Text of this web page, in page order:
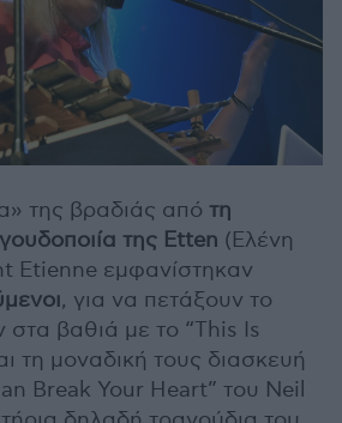
της βραδιάς από τη
της Etten (Ελένη
Etienne εμφανίστηκαν
, για να πετάξουν το
στα βαθιά με το “This Is
τη μοναδική τους διασκευή
Break Your Heart” του Neil